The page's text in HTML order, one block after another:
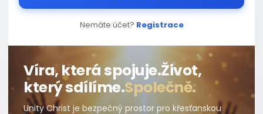
Nemáte účet? Registrace
Víra, která spojuje.Život,
který sdílíme.Společně.
Unity Christ je bezpečný prostor pro křesťanskou